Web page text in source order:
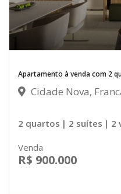
Apartamento à venda com 2
Cidade Nova,
2 quartos | 2 suítes | 2
Venda
R$ 900.000